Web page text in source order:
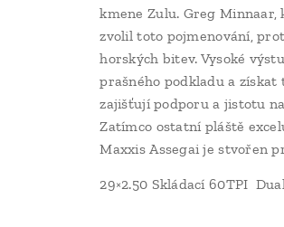
kmene Zulu. Greg
zvolil toto pojmenování,
horských bitev. Vysoké
prašného podkladu a
zajišťují podporu a jistotu
Zatímco ostatní pláště
Maxxis Assegai je stvořen
29×2.50 Skládací 60TPI